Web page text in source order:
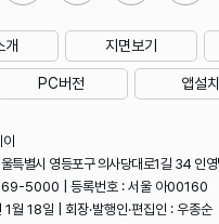
개 지면보기
PC버전 앱설치
특별시 영등포구 의사당대로1길 34 인
5000 | 등록번호 : 서울 아00160
월 18일 | 회장·발행인·편집인 : 우종순